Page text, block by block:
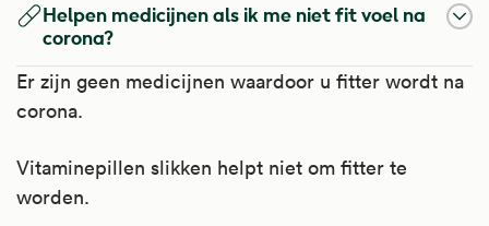
Helpen medicijnen als ik me niet fit voel na
corona?
Er zijn geen medicijnen waardoor u fitter wordt na
corona.
Vitaminepillen slikken helpt niet om fitter te
worden.